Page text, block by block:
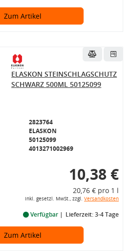
Zum Artikel
ELASKON STEINSCHLAGSCHUTZ
SCHWARZ 500ML 50125099
2823764
ELASKON
50125099
4013271002969
10,38 €
20,76 € pro 1 l
inkl. gesetzl. MwSt., zzgl. Versandkosten
Verfügbar Lieferzeit: 3-4 Tage
Zum Artikel